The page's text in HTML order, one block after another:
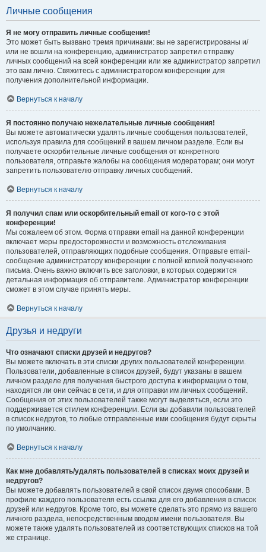
Личные сообщения
Я не могу отправить личные сообщения!
Это может быть вызвано тремя причинами: вы не зарегистрированы и/
или не вошли на конференцию, администратор запретил отправку
личных сообщений на всей конференции или же администратор запретил
это вам лично. Свяжитесь с администратором конференции для
получения дополнительной информации.
Вернуться к началу
Я постоянно получаю нежелательные личные сообщения!
Вы можете автоматически удалять личные сообщения пользователей,
используя правила для сообщений в вашем личном разделе. Если вы
получаете оскорбительные личные сообщения от конкретного
пользователя, отправьте жалобы на сообщения модераторам; они могут
запретить пользователю отправку личных сообщений.
Вернуться к началу
Я получил спам или оскорбительный email от кого-то с этой
конференции!
Мы сожалеем об этом. Форма отправки email на данной конференции
включает меры предосторожности и возможность отслеживания
пользователей, отправляющих подобные сообщения. Отправьте email-
сообщение администратору конференции с полной копией полученного
письма. Очень важно включить все заголовки, в которых содержится
детальная информация об отправителе. Администратор конференции
сможет в этом случае принять меры.
Вернуться к началу
Друзья и недруги
Что означают списки друзей и недругов?
Вы можете включать в эти списки других пользователей конференции.
Пользователи, добавленные в список друзей, будут указаны в вашем
личном разделе для получения быстрого доступа к информации о том,
находятся ли они сейчас в сети, и для отправки им личных сообщений.
Сообщения от этих пользователей также могут выделяться, если это
поддерживается стилем конференции. Если вы добавили пользователей
в список недругов, то любые отправленные ими сообщения будут скрыты
по умолчанию.
Вернуться к началу
Как мне добавлять/удалять пользователей в списках моих друзей и
недругов?
Вы можете добавлять пользователей в свой список двумя способами. В
профиле каждого пользователя есть ссылка для его добавления в список
друзей или недругов. Кроме того, вы можете сделать это прямо из вашего
личного раздела, непосредственным вводом имени пользователя. Вы
можете также удалять пользователей из соответствующих списков на той
же странице.